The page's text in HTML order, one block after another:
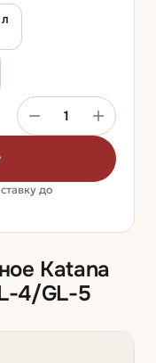
Katana
4/GL-5
1
до